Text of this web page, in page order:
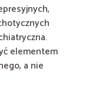
elementem
a nie